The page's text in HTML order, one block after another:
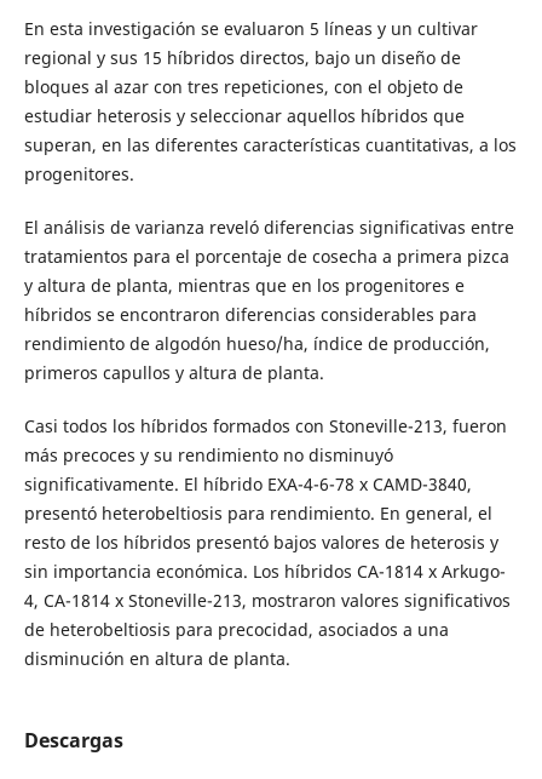
En esta investigación se evaluaron 5 líneas y un cultivar
regional y sus 15 híbridos directos, bajo un diseño de
bloques al azar con tres repeticiones, con el objeto de
estudiar heterosis y seleccionar aquellos híbridos que
superan, en las diferentes características cuantitativas, a los
progenitores.
El análisis de varianza reveló diferencias significativas entre
tratamientos para el porcentaje de cosecha a primera pizca
y altura de planta, mientras que en los progenitores e
híbridos se encontraron diferencias considerables para
rendimiento de algodón hueso/ha, índice de producción,
primeros capullos y altura de planta.
Casi todos los híbridos formados con Stoneville-213, fueron
más precoces y su rendimiento no disminuyó
significativamente. El híbrido EXA-4-6-78 x CAMD-3840,
presentó heterobeltiosis para rendimiento. En general, el
resto de los híbridos presentó bajos valores de heterosis y
sin importancia económica. Los híbridos CA-1814 x Arkugo-
4, CA-1814 x Stoneville-213, mostraron valores significativos
de heterobeltiosis para precocidad, asociados a una
disminución en altura de planta.
Descargas